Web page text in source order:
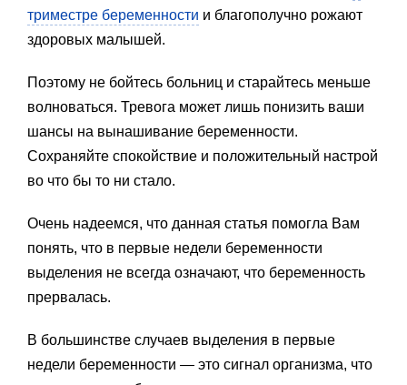
триместре беременности и благополучно рожают
здоровых малышей.
Поэтому не бойтесь больниц и старайтесь меньше
волноваться. Тревога может лишь понизить ваши
шансы на вынашивание беременности.
Сохраняйте спокойствие и положительный настрой
во что бы то ни стало.
Очень надеемся, что данная статья помогла Вам
понять, что в первые недели беременности
выделения не всегда означают, что беременность
прервалась.
В большинстве случаев выделения в первые
недели беременности — это сигнал организма, что